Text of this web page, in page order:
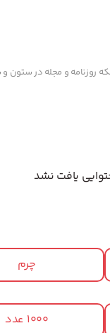
و مجله در ستون و
یافت نشد
چرم
1000 عدد